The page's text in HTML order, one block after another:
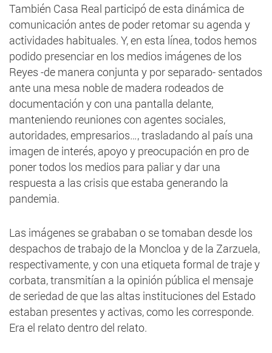
También Casa Real participó de esta dinámica de
comunicación antes de poder retomar su agenda y
actividades habituales. Y, en esta línea, todos hemos
podido presenciar en los medios imágenes de los
Reyes -de manera conjunta y por separado- sentados
ante una mesa noble de madera rodeados de
documentación y con una pantalla delante,
manteniendo reuniones con agentes sociales,
autoridades, empresarios…, trasladando al país una
imagen de interés, apoyo y preocupación en pro de
poner todos los medios para paliar y dar una
respuesta a las crisis que estaba generando la
pandemia.
Las imágenes se grababan o se tomaban desde los
despachos de trabajo de la Moncloa y de la Zarzuela,
respectivamente, y con una etiqueta formal de traje y
corbata, transmitían a la opinión pública el mensaje
de seriedad de que las altas instituciones del Estado
estaban presentes y activas, como les corresponde.
Era el relato dentro del relato.